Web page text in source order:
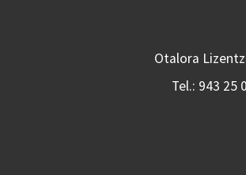
Otalora
Tel.: 943 25